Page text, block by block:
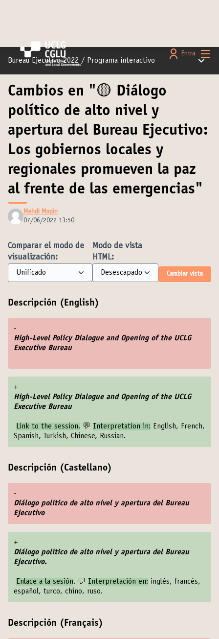
Entra
Bureau Ejecutivo 2022 / Programa interactivo Menú
Cambios en "🟡 Diálogo
político de alto nivel y
apertura del Bureau Ejecutivo:
Los gobiernos locales y
regionales promueven la paz
al frente de las emergencias"
Mehdi Mopin
07/06/2022 13:50
Comparar el modo de
visualización:
Modo de vista
HTML:
Cambiar vista
Descripción (English)
-
High-Level Policy Dialogue and Opening of the UCLG
Executive Bureau
+
High-Level Policy Dialogue and Opening of the UCLG
Executive Bureau
Link to the session. 💬 Interpretation in: English, French,
Spanish, Turkish, Chinese, Russian.
Descripción (Castellano)
-
Diálogo político de alto nivel y apertura del Bureau
Ejecutivo
+
Diálogo político de alto nivel y apertura del Bureau
Ejecutivo.
Enlace a la sesión. 💬 Interpretación en: inglés, francés,
español, turco, chino, ruso.
Descripción (Français)